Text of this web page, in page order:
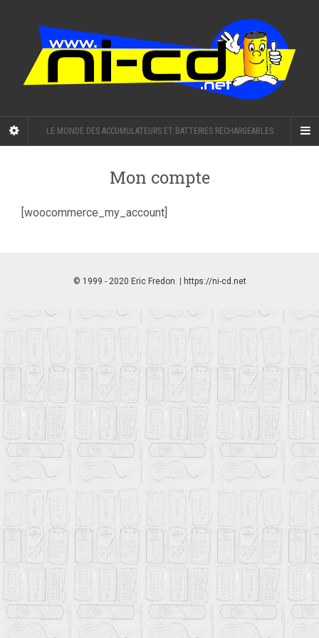
LE MONDE DES ACCUMULATEURS ET BATTERIES RECHARGEABLES
Mon compte
[woocommerce_my_account]
© 1999 - 2020 Eric Fredon. | https://ni-cd.net